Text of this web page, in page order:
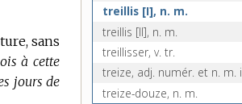
sans
à cette
jours de
treillis [I], n. m.
treillis [II], n. m.
treillisser, v. tr.
treize, adj. numér. et n. m.
treize-douze, n. m.